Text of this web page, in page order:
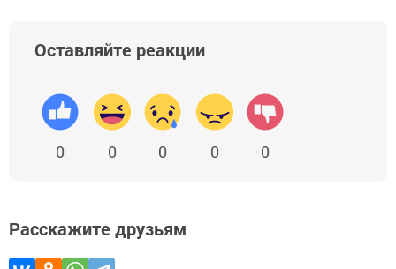
Оставляйте реакции
0 0 0 0 0
Расскажите друзьям